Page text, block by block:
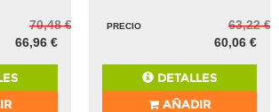
70,48 €
66,96 €
PRECIO
63,22 €
60,06 €
DETALLES
AÑADIR